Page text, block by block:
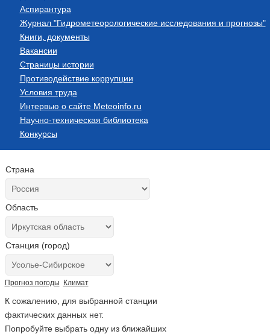
Аспирантура
Журнал "Гидрометеорологические исследования и прогнозы"
Книги, документы
Вакансии
Страницы истории
Противодействие коррупции
Условия труда
Интервью о сайте Meteoinfo.ru
Научно-техническая библиотека
Конкурсы
Страна
Область
Станция (город)
Прогноз погоды Климат
К сожалению, для выбранной станции
фактических данных нет.
Попробуйте выбрать одну из ближайших